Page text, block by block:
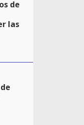
de
las